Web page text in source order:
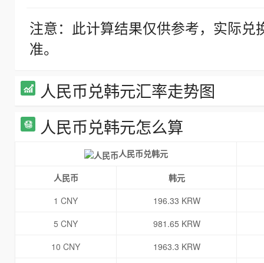
注意：此计算结果仅供参考，实际
准。
人民币兑韩元汇率走势图
人民币兑韩元怎么算
人民币兑韩元
人民币
韩元
1 CNY
196.33 KRW
5 CNY
981.65 KRW
10 CNY
1963.3 KRW